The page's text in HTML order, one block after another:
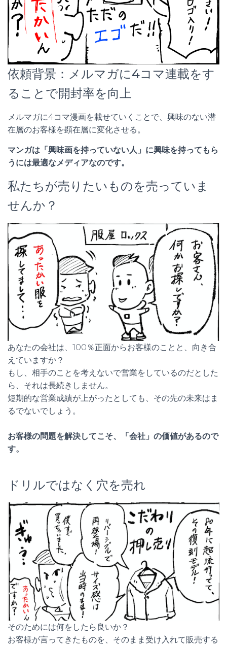
依頼背景：メルマガに4コマ連載をす
ることで開封率を向上
メルマガに4コマ漫画を載せていくことで、興味のない潜
在層のお客様を顕在層に変化させる。
マンガは「興味画を持っていない人」に興味を持ってもら
うには最適なメディアなのです。
私たちが売りたいものを売っていま
せんか？
あなたの会社は、100％正面からお客様のことと、向き合
えていますか？
もし、相手のことを考えないで営業をしているのだとした
ら、それは長続きしません。
短期的な営業成績が上がったとしても、その先の未来はま
るでないでしょう。
お客様の問題を解決してこそ、「会社」の価値があるので
す。
ドリルではなく穴を売れ
そのためには何をしたら良いか？
お客様が言ってきたものを、そのまま受け入れて販売する